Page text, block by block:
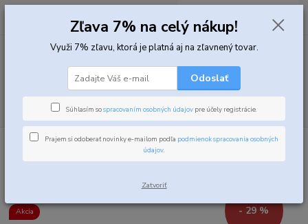
Hľadať
0,00 EUR
Vitamíny, minerály a zdravie
Vitamínové a minerálne komplexy
Ostrovit Immune Aid 90kapsúl
Akcia - 29 %
Zľava 7% na celý nákup!
Využi 7% zľavu, ktorá je platná aj na zľavnený tovar.
Odoslať
Súhlasím sospracovaním osobných údajov pre účely registrácie.
Prajem si odoberať novinky e-mailom podľa podmienok spracovania osobných
údajov.
Zatvoriť